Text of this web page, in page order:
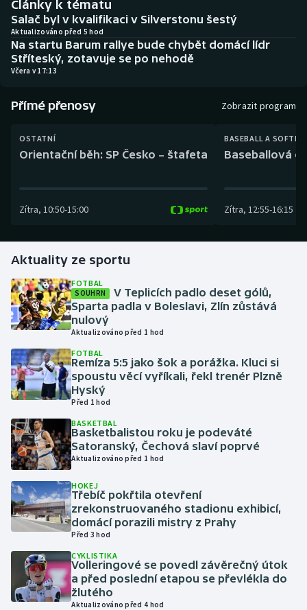
Basketbal
Biatlon
Boby a skeleton
Futsal
Golf
Gymnastika
Házená
Jezdectví
Judo
Krasobruslení
Lezení
Lyže a snowboard
Moderní pětiboj
Motorsport
Historické návraty
Aplikace ČT sport
AZ kvíz
Články k tématu
Salač byl v kvalifikaci v Silverstonu šestý
Aktualizováno před 5 hod
Na startu Barum rallye bude chybět domácí lídr
Stříteský, zotavuje se po nehodě
Včera v 17:13
Přímé přenosy Zobrazit program
OSTATNÍ
Orientační běh: SP Česko – štafeta
Zítra, 10:50-15:00
BASEBALL A
Baseballová
Zítra, 12:55-16:15
Aktuality ze sportu
FOTBAL
SOUHRN
V Teplicích padlo deset gólů,
Sparta padla v Boleslavi, Zlín zůstává
nulový
Aktualizováno před 1 hod
FOTBAL
Remíza 5:5 jako šok a porážka. Kluci si
spoustu věcí vyříkali, řekl trenér Plzně
Hyský
Před 1 hod
BASKETBAL
Basketbalistou roku je podeváté
Satoranský, Čechová slaví poprvé
Aktualizováno před 1 hod
HOKEJ
Třebíč pokřtila otevření
zrekonstruovaného stadionu exhibicí,
domácí porazili mistry z Prahy
Před 3 hod
CYKLISTIKA
Volleringové se povedl závěrečný útok
a před poslední etapou se převlékla do
žlutého
Aktualizováno před 4 hod